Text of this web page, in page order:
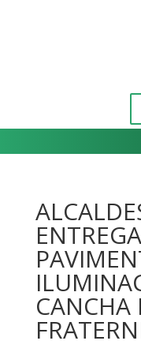
ENTREGA
CANCHA